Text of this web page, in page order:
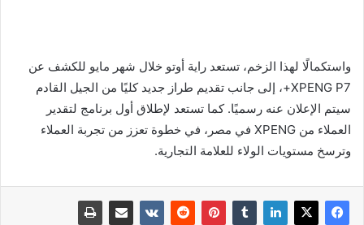
واستكمالًا لهذا الزخم، تستعد راية أوتو خلال شهر مايو للكشف عن
XPENG P7+، إلى جانب تقديم طراز جديد كليًا من الجيل القادم
سيتم الإعلان عنه رسميًا. كما تستعد لإطلاق أول برنامج لتقدير
العملاء من XPENG في مصر، في خطوة تعزز من تجربة العملاء
وترسخ مستويات الولاء للعلامة التجارية.